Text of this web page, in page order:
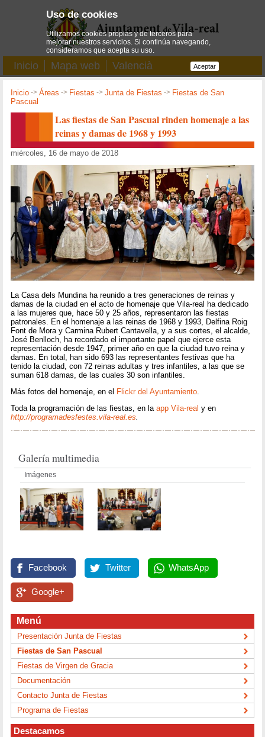
Inicio Mapa web Valencià
Inicio ->Áreas -> Fiestas ->Junta de Fiestas -> Fiestas de San
Pascual
Las fiestas de San Pascual rinden homenaje a las
reinas y damas de 1968 y 1993
miércoles, 16 de mayo de 2018
La Casa dels Mundina ha reunido a tres generaciones de reinas y
damas de la ciudad en el acto de homenaje que Vila-real ha dedicado
a las mujeres que, hace 50 y 25 años, representaron las fiestas
patronales. En el homenaje a las reinas de 1968 y 1993, Delfina Roig
Font de Mora y Carmina Rubert Cantavella, y a sus cortes, el alcalde,
José Benlloch, ha recordado el importante papel que ejerce esta
representación desde 1947, primer año en que la ciudad tuvo reina y
damas. En total, han sido 693 las representantes festivas que ha
tenido la ciudad, con 72 reinas adultas y tres infantiles, a las que se
suman 618 damas, de las cuales 30 son infantiles.
Más fotos del homenaje, en el Flickr del Ayuntamiento.
Toda la programación de las fiestas, en laapp Vila-real y en
http://programadesfestes.vila-real.es.
Galería multimedia
Imágenes
Facebook Twitter WhatsApp
Google+
Menú
Presentación Junta de Fiestas
Fiestas de San Pascual
Fiestas de Virgen de Gracia
Documentación
Contacto Junta de Fiestas
Programa de Fiestas
Destacamos
Uso de cookies
Utilizamos cookies propias y de terceros para
mejorar nuestros servicios. Si continúa navegando,
consideramos que acepta su uso.
Aceptar